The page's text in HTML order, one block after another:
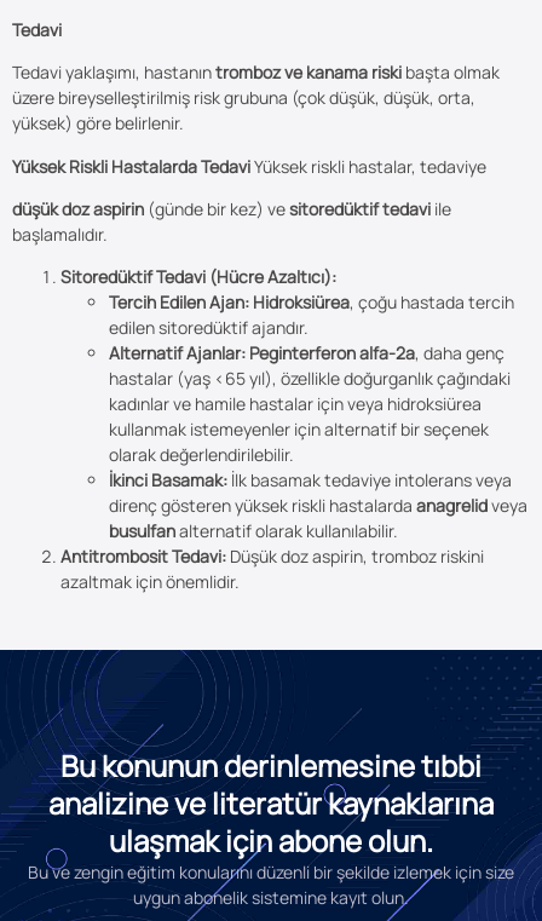
Tedavi
Tedavi yaklaşımı, hastanıntromboz ve kanama riski başta olmak
üzere bireyselleştirilmiş risk grubuna (çok düşük, düşük, orta,
yüksek) göre belirlenir.
Yüksek Riskli Hastalarda TedaviYüksek riskli hastalar, tedaviye
düşük doz aspirin (günde bir kez) vesitoredüktif tedavi ile
başlamalıdır.
Sitoredüktif Tedavi (Hücre Azaltıcı):
Tercih Edilen Ajan: Hidroksiürea, çoğu hastada tercih
edilen sitoredüktif ajandır.
Alternatif Ajanlar: Peginterferon alfa-2a, daha genç
hastalar (yaş <65 yıl), özellikle doğurganlık çağındaki
kadınlar ve hamile hastalar için veya hidroksiürea
kullanmak istemeyenler için alternatif bir seçenek
olarak değerlendirilebilir.
İkinci Basamak: İlk basamak tedaviye intolerans veya
direnç gösteren yüksek riskli hastalarda anagrelidveya
busulfanalternatif olarak kullanılabilir.
Antitrombosit Tedavi: Düşük doz aspirin, tromboz riskini
azaltmak için önemlidir.
Bu konunun derinlemesine tıbbi
analizine ve literatür kaynaklarına
ulaşmak için abone olun.
Bu ve zengin eğitim konularını düzenli bir şekilde izlemek için size
uygun abonelik sistemine kayıt olun.